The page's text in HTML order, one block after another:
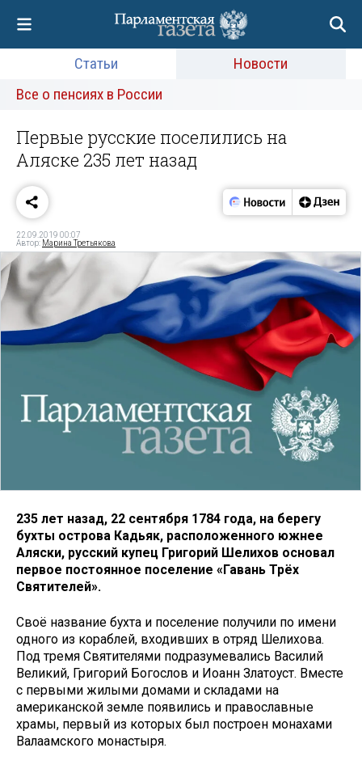
Статьи
Новости
Все о пенсиях в России
Первые русские поселились на
Аляске 235 лет назад
22.09.2019 00:07
Автор: Марина Третьякова
235 лет назад, 22 сентября 1784 года, на берегу
бухты острова Кадьяк, расположенного южнее
Аляски, русский купец Григорий Шелихов основал
первое постоянное поселение «Гавань Трёх
Святителей».
Своё название бухта и поселение получили по имени
одного из кораблей, входивших в отряд Шелихова.
Под тремя Святителями подразумевались Василий
Великий, Григорий Богослов и Иоанн Златоуст. Вместе
с первыми жилыми домами и складами на
американской земле появились и православные
храмы, первый из которых был построен монахами
Валаамского монастыря.